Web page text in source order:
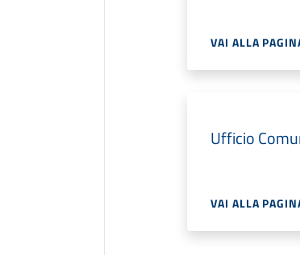
VAI ALLA
Ufficio
VAI ALLA